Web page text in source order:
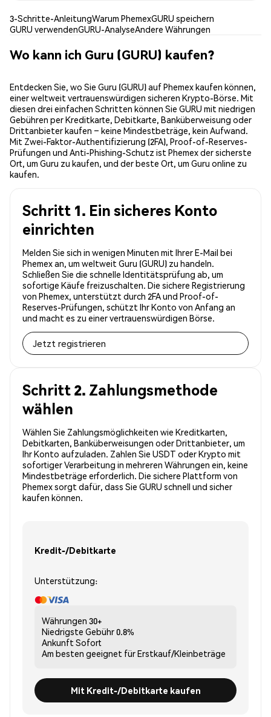
3-Schritte-AnleitungWarum PhemexGURU speichern
GURU verwendenGURU-AnalyseAndere Währungen
Wo kann ich Guru (GURU) kaufen?
Entdecken Sie, wo Sie Guru (GURU) auf Phemex kaufen können,
einer weltweit vertrauenswürdigen sicheren Krypto-Börse. Mit
diesen drei einfachen Schritten können Sie GURU mit niedrigen
Gebühren per Kreditkarte, Debitkarte, Banküberweisung oder
Drittanbieter kaufen – keine Mindestbeträge, kein Aufwand.
Mit Zwei-Faktor-Authentifizierung (2FA), Proof-of-Reserves-
Prüfungen und Anti-Phishing-Schutz ist Phemex der sicherste
Ort, um Guru zu kaufen, und der beste Ort, um Guru online zu
kaufen.
Schritt 1. Ein sicheres Konto
einrichten
Melden Sie sich in wenigen Minuten mit Ihrer E-Mail bei
Phemex an, um weltweit Guru (GURU) zu handeln.
Schließen Sie die schnelle Identitätsprüfung ab, um
sofortige Käufe freizuschalten. Die sichere Registrierung
von Phemex, unterstützt durch 2FA und Proof-of-
Reserves-Prüfungen, schützt Ihr Konto von Anfang an
und macht es zu einer vertrauenswürdigen Börse.
Jetzt registrieren
Schritt 2. Zahlungsmethode
wählen
Wählen Sie Zahlungsmöglichkeiten wie Kreditkarten,
Debitkarten, Banküberweisungen oder Drittanbieter, um
Ihr Konto aufzuladen. Zahlen Sie USDT oder Krypto mit
sofortiger Verarbeitung in mehreren Währungen ein, keine
Mindestbeträge erforderlich. Die sichere Plattform von
Phemex sorgt dafür, dass Sie GURU schnell und sicher
kaufen können.
Kredit-/Debitkarte
Unterstützung:
Währungen 30+
Niedrigste Gebühr0.8%
Ankunft Sofort
Am besten geeignet fürErstkauf/Kleinbeträge
Mit Kredit-/Debitkarte kaufen